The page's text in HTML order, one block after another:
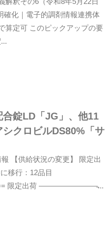
確化｜電子的調剤情報連携体
算定可 このピックアップの要
合錠LD「JG」、他11
クロビルDS80%「サ
【供給状況の変更】 限定出
移行：12品目
限定出荷 ————————̵...